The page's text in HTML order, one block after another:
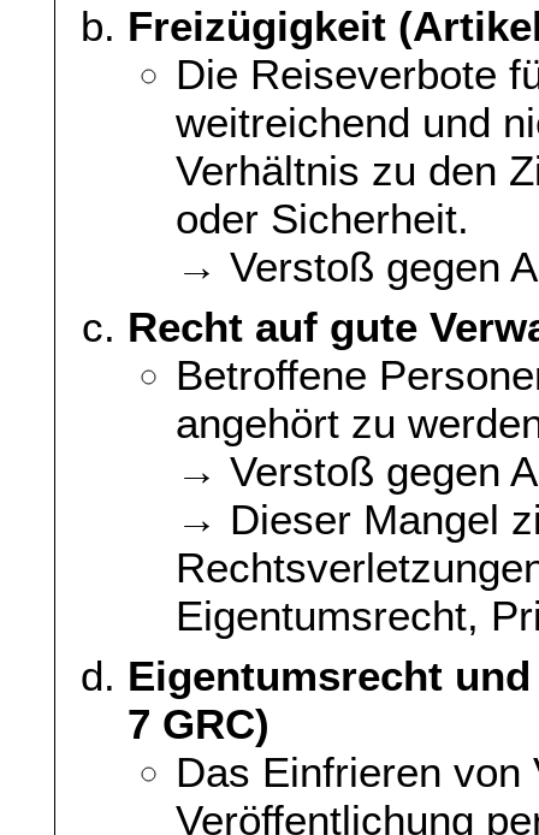
Freizügigkeit
Die Reiseverbote
weitreichend und
Verhältnis zu den
oder Sicherheit.
→ Verstoß gegen
Recht auf gute
Betroffene
angehört zu
→ Verstoß gegen
→ Dieser Mangel
Eigentumsrecht,
Eigentumsrecht
7 GRC)
Das Einfrieren von
Veröffentlichung